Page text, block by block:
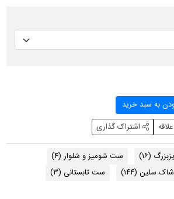
به سبد خرید
اشتراک گذاری
(۱۶) ست شومیز و شلوار (۴)
سلین (۱۴۴) ست تابستانی (۳)